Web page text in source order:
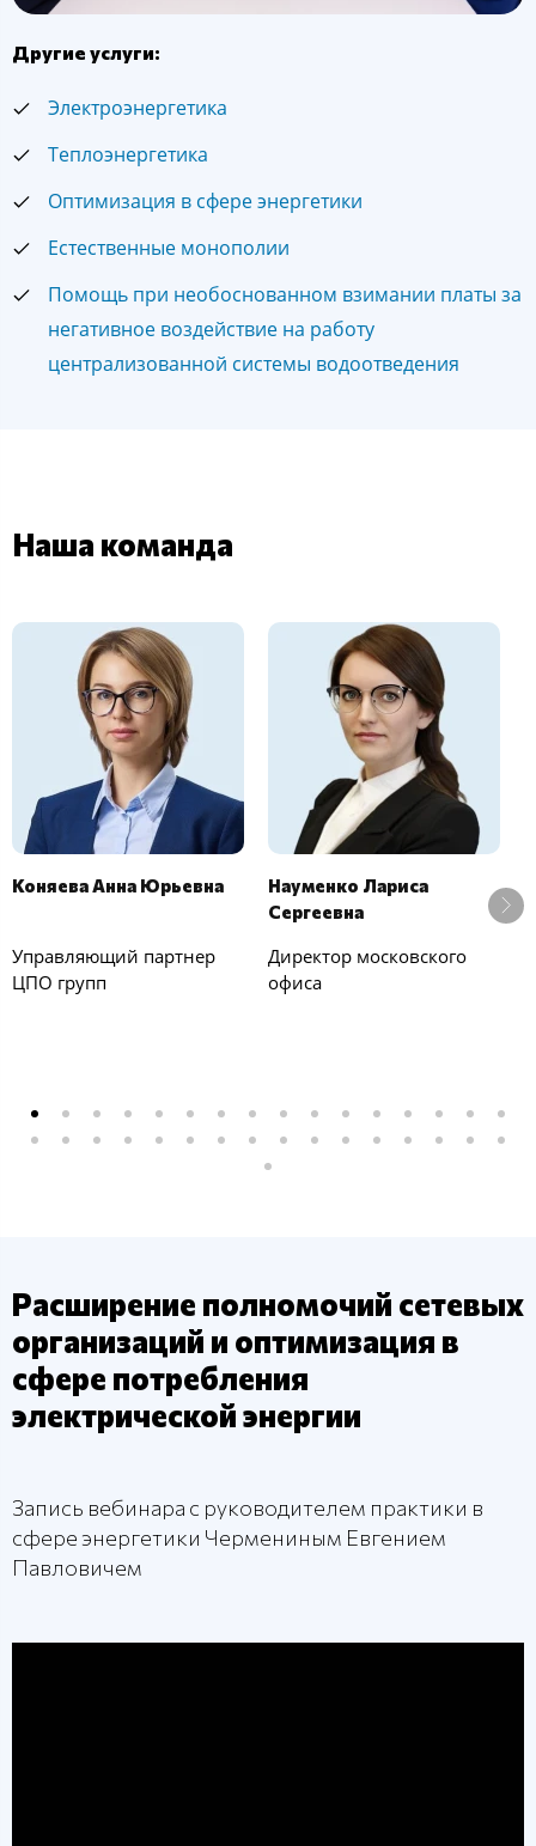
Другие услуги:
Электроэнергетика
Теплоэнергетика
Оптимизация в сфере энергетики
Естественные монополии
Помощь при необоснованном взимании платы за
негативное воздействие на работу
централизованной системы водоотведения
Наша команда
Коняева Анна Юрьевна
Управляющий партнер
ЦПО групп
Науменко Лариса
Сергеевна
Директор московского
офиса
Расширение полномочий сетевых
организаций и оптимизация в
сфере потребления
электрической энергии
Запись вебинара с руководителем практики в
сфере энергетики Чермениным Евгением
Павловичем